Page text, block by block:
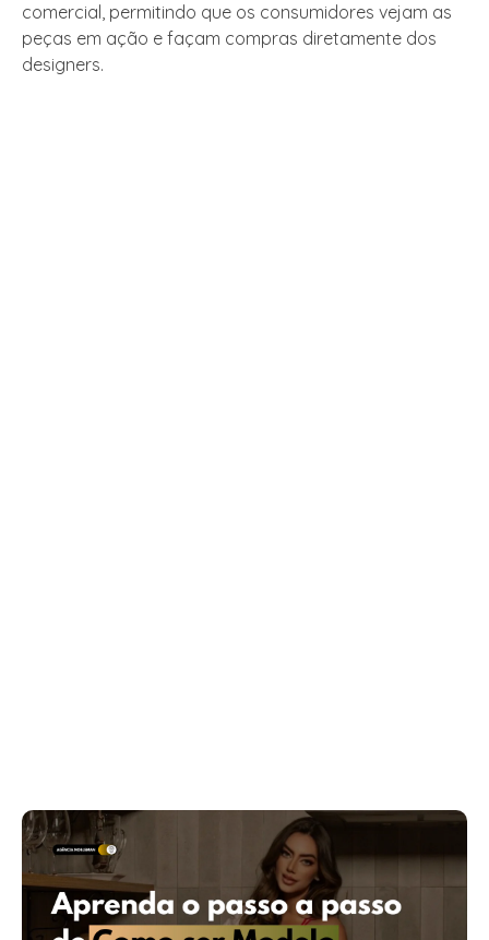
comercial, permitindo que os consumidores vejam as
peças em ação e façam compras diretamente dos
designers.